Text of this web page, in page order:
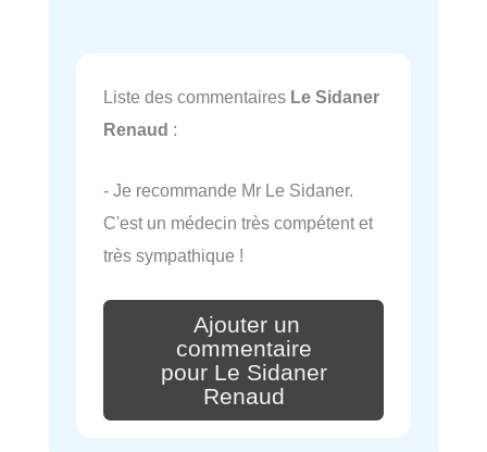
Liste des commentaires Le Sidaner
Renaud :
- Je recommande Mr Le Sidaner.
C'est un médecin très compétent et
très sympathique !
Ajouter un
commentaire
pour Le Sidaner
Renaud